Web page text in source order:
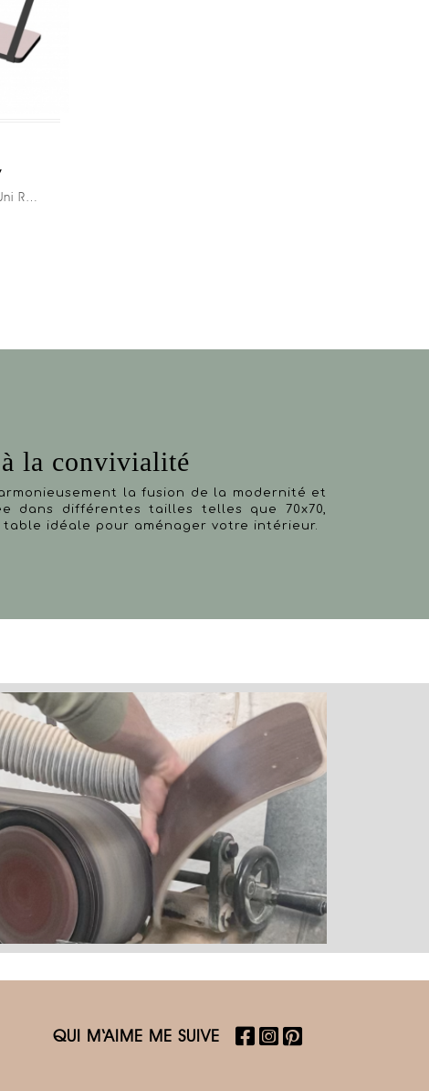
Étagère murale Rosy – Uni Rose Poudré
la convivialité
la fusion de la modernité et
dans différentes tailles telles que 70x70,
table idéale pour aménager votre intérieur.
QUI M‘AIME ME SUIVE